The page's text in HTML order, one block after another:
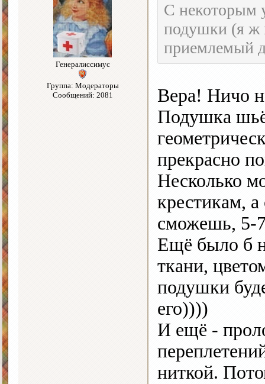
Генералиссимус
Группа: Модераторы
Сообщений: 2081
С некоторым
подушки (я ж
приемлемый
Вера! Ничо
Подушка
прекрасно
Несколько
крестикам,
сможешь, 5-
Ещё было б
ткани,
подушки
его))))
И ещё -
ниткой.